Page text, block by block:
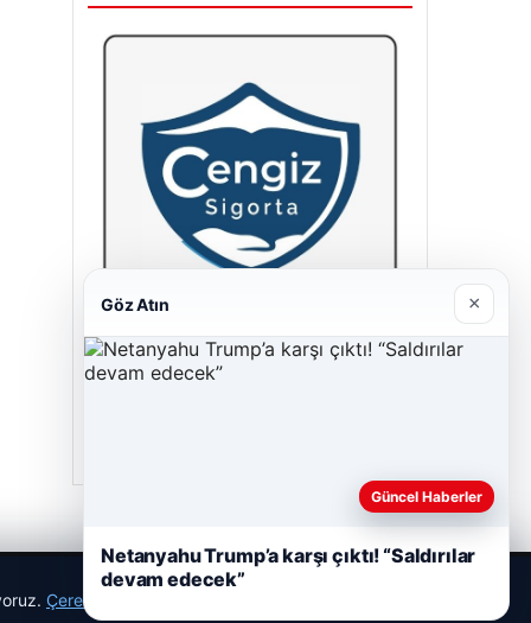
Cengiz Sigorta
Çerez Politikamız
Göz Atın ×
Güncel Haberler
Netanyahu Trump’a karşı çıktı! “Saldırılar
devam edecek”